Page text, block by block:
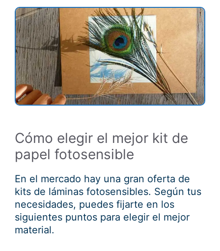
Cómo elegir el mejor kit de
papel fotosensible
En el mercado hay una gran oferta de
kits de láminas fotosensibles. Según tus
necesidades, puedes fijarte en los
siguientes puntos para elegir el mejor
material.